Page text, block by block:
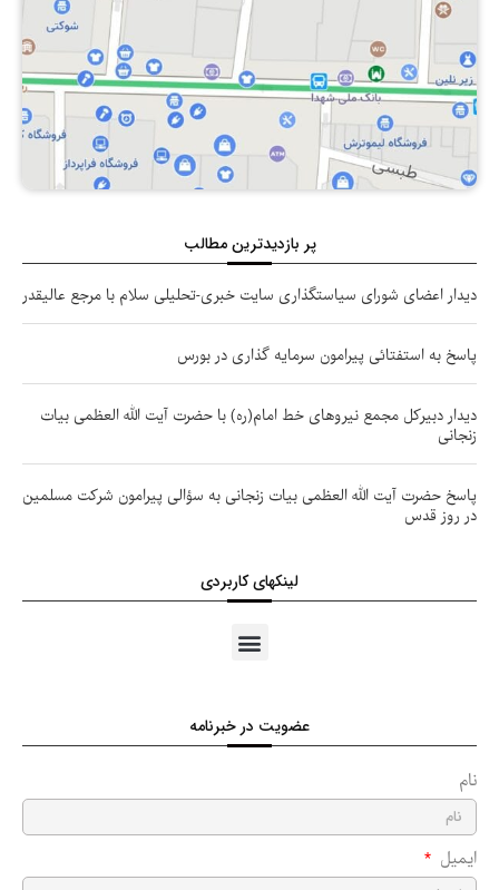
پر بازدیدترین مطالب
دیدار اعضای شورای سیاستگذاری سایت خبری-تحلیلی سلام با مرجع عالیقدر
پاسخ به استفتائی پیرامون سرمایه گذاری در بورس
دیدار دبیرکل مجمع نیروهای خط امام(ره) با حضرت آیت الله العظمی بیات
زنجانی
پاسخ حضرت آیت الله العظمی بیات زنجانی به سؤالی پیرامون شرکت مسلمین
در روز قدس
لینکهای کاربردی
عضویت در خبرنامه
نام
ایمیل